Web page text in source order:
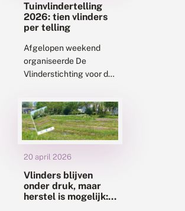
Tuinvlindertelling
2026: tien vlinders
per telling
Afgelopen weekend
organiseerde De
Vlinderstichting voor de
Tuinvlindertelling.
Elfduizend tellingen
leverden 108.000
vlinders op, een
gemiddelde van zo’n
20 april 2026
Vlinders blijven
onder druk, maar
herstel is mogelijk: